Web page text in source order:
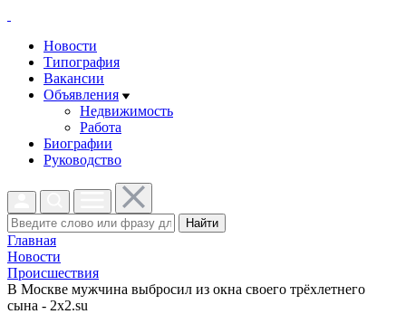
Новости
Типография
Вакансии
Объявления
Недвижимость
Работа
Биографии
Руководство
Найти
Главная
Новости
Проиcшествия
В Москве мужчина выбросил из окна своего трёхлетнего
сына - 2x2.su